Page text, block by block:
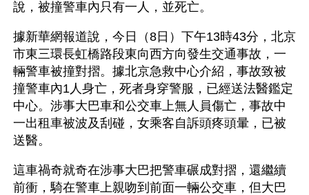
說，被撞警車內只有一人，並死亡。
據新華網報道說，今日（8日）下午13時43分，北京
市東三環長虹橋路段東向西方向發生交通事故，一
輛警車被撞對摺。據北京急救中心介紹，事故致被
撞警車內1人身亡，死者身穿警服，已經送法醫鑑定
中心。涉事大巴車和公交車上無人員傷亡，事故中
一出租車被波及刮碰，女乘客自訴頭疼頭暈，已被
送醫。
這車禍奇就奇在涉事大巴把警車碾成對摺，還繼續
前衝，騎在警車上親吻到前面一輛公交車，但大巴